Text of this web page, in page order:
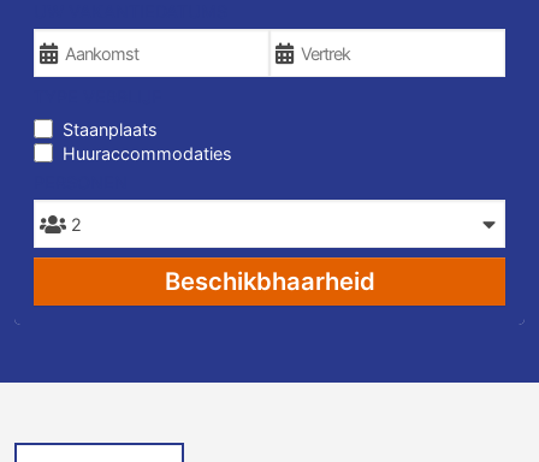
Staanplaats
Huuraccommodaties
Beschikbhaarheid